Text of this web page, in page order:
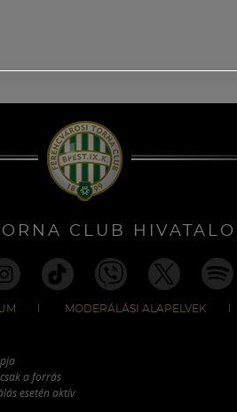
CLUB
MODERÁLÁSI ALAPELVEK
a forrás
esetén aktív